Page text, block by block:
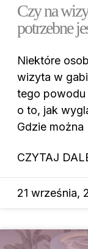
Czy na
potrzebne
Niektóre
wizyta w
tego powodu
o to, jak
Gdzie można
CZYTAJ
21 września,